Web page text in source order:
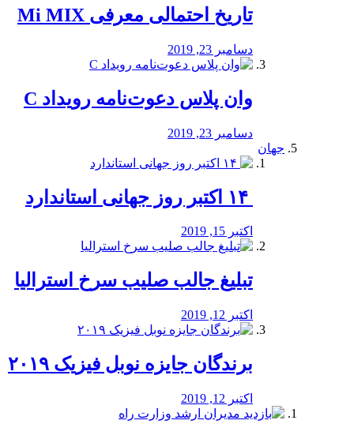
تاریخ احتمالی معرفی Mi MIX
دسامبر 23, 2019
وان پلاس دعوت‌نامه رویداد C
دسامبر 23, 2019
جهان
اکتبر 15, 2019
تبلیغ جالب صلیب سرخ استرالیا
اکتبر 12, 2019
برندگان جایزه نوبل فیزیک ۲۰۱۹
اکتبر 12, 2019